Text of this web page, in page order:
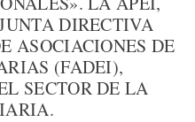
DIRECTIVA
ASOCIACIONES DE
(FADEI),
SECTOR DE LA